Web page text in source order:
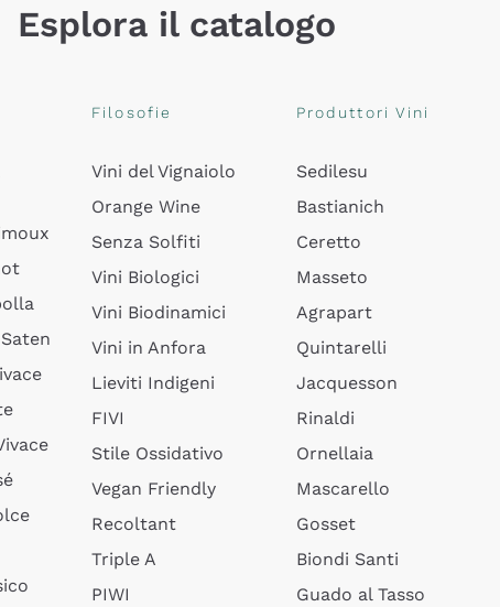
Esplora il catalogo
Filosofie
Vini del Vignaiolo
Orange Wine
Senza Solfiti
Vini Biologici
Vini Biodinamici
Vini in Anfora
Lieviti Indigeni
FIVI
Stile Ossidativo
Vegan Friendly
Recoltant
Triple A
PIWI
Produttori Vini
Sedilesu
Bastianich
Ceretto
Masseto
Agrapart
Quintarelli
Jacquesson
Rinaldi
Ornellaia
Mascarello
Gosset
Biondi Santi
Guado al Tasso